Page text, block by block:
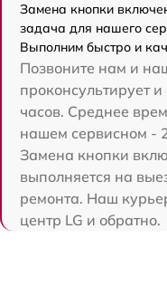
Замена кнопки
задача для нашего
Выполним быстро и
Позвоните нам и
проконсультирует
часов. Среднее
нашем сервисном -
Замена кнопки
выполняется на
ремонта. Наш
центр LG и обратно.